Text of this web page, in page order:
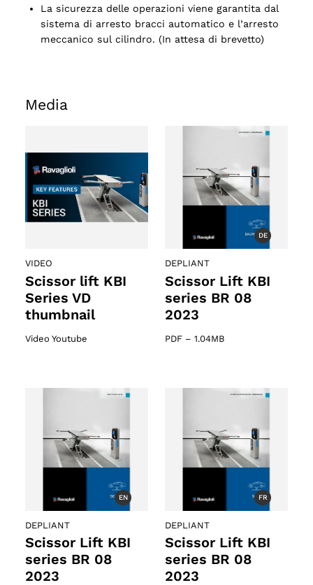
La sicurezza delle operazioni viene garantita dal
sistema di arresto bracci automatico e l’arresto
meccanico sul cilindro. (In attesa di brevetto)
Media
VIDEO
Scissor lift KBI
Series VD
thumbnail
Video Youtube
DE
DEPLIANT
Scissor Lift KBI
series BR 08
2023
PDF – 1.04MB
EN
DEPLIANT
Scissor Lift KBI
series BR 08
2023
FR
DEPLIANT
Scissor Lift KBI
series BR 08
2023